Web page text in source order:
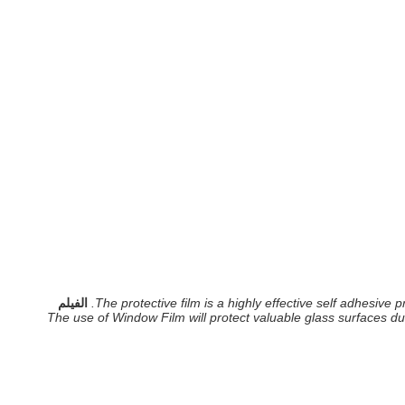
The protective film is a highly effective self adhesive
الفيلم
The use of Window Film will protect valuable glass surfaces